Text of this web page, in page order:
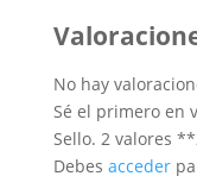
No hay
Sé el primero en
Sello. 2 valores
Debes acceder